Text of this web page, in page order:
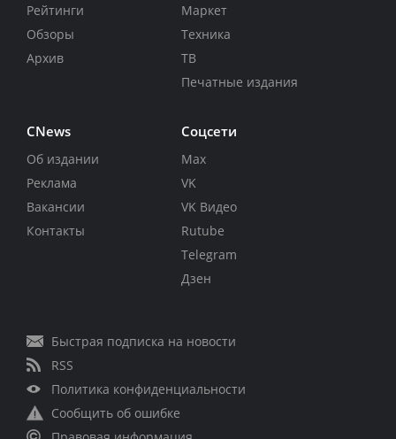
Рейтинги
Обзоры
Архив
Маркет
Техника
ТВ
Печатные издания
CNews
Об издании
Реклама
Вакансии
Контакты
Соцсети
Max
VK
VK Видео
Rutube
Telegram
Дзен
Быстрая подписка на новости
RSS
Политика конфиденциальности
Сообщить об ошибке